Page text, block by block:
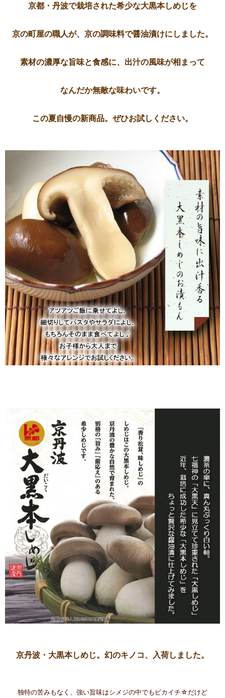
京都・丹波で栽培された希少な大黒本しめじを
京の町屋の職人が、京の調味料で醤油漬けにしました。
素材の濃厚な旨味と食感に、出汁の風味が相まって
なんだか無敵な味わいです。
この夏自慢の新商品。ぜひお試しください。
京丹波・大黒本しめじ。 幻のキノコ、入荷しました。
独特の苦みもなく、強い旨味はシメジの中でもピカイチ☆だけど